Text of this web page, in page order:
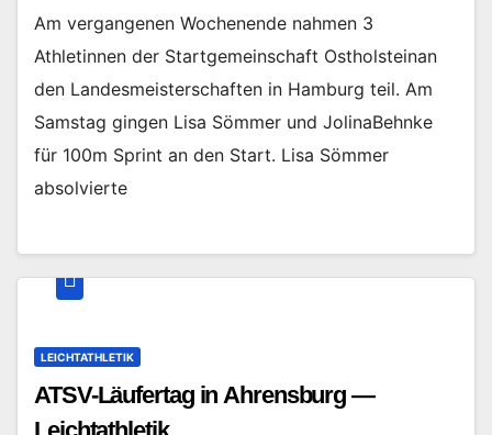
Am vergangenen Wochenende nahmen 3
Athletinnen der Startgemeinschaft Ostholsteinan
den Landesmeisterschaften in Hamburg teil. Am
Samstag gingen Lisa Sömmer und JolinaBehnke
für 100m Sprint an den Start. Lisa Sömmer
absolvierte
LEICHTATHLETIK
ATSV-Läufertag in Ahrensburg —